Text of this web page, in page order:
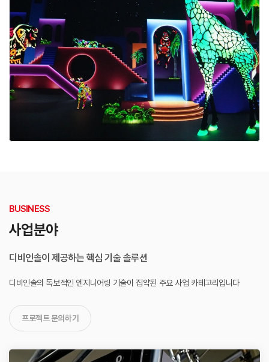
BUSINESS
사업분야
디비인솔이 제공하는 핵심 기술 솔루션
디비인솔의 독보적인 엔지니어링 기술이 집약된 주요 사업 카테고리입니다
프로젝트 문의하기